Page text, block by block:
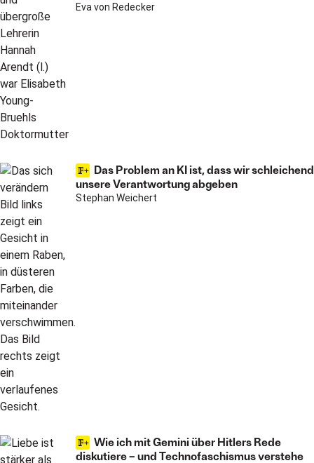
Eva von Redecker
Das Problem an KI ist, dass wir schleichend
unsere Verantwortung abgeben
Stephan Weichert
Wie ich mit Gemini über Hitlers Rede
diskutiere – und Technofaschismus verstehe